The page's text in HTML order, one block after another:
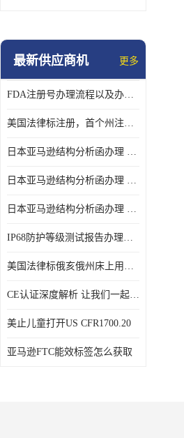
最新供应商机 更多
FDA注册号办理流程以及办理周期是多久
美国法律标注册，首个州注册该如何选择
日本亚马逊结构分析函办理 日本亚马逊 电饭煲
日本亚马逊结构分析函办理 日本亚马逊 热水壶等；
日本亚马逊结构分析函办理 日本亚马逊 果汁搅拌机
IP68防护等级测试报告办理标准要求
美国法律标俄亥俄州床上用品许可证讲解！
CE认证深度解析 让我们一起来认识CE认证
美止儿童打开US CFR1700.20
亚马逊FTC能效标签怎么获取